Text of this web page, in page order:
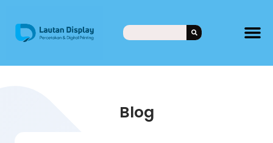
Blog